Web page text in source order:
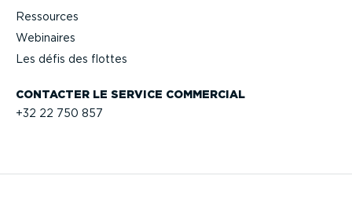
CONTACTER LE SERVICE COMMERCIAL
+32 22 750 857
Ressources
Webinaires
Les défis des flottes